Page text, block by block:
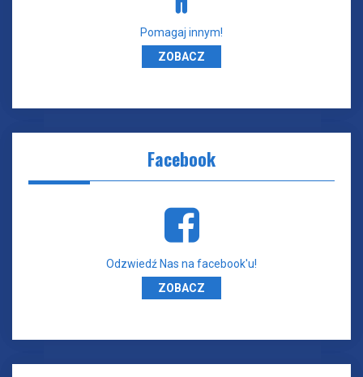
Pomagaj innym!
ZOBACZ
Facebook
Odzwiedź Nas na facebook'u!
ZOBACZ